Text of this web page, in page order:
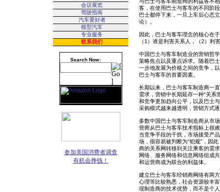
会议展览
驾驶指南
汽车爱好者
模型汽车
专业服务
联系我们
Search Now:
参加美国消费者调查
有机会挣钱！
客，在使用巴士与客车的不同阶
巴士都停下来，一旦上车后心态
论）。
因此，巴士与客车理念的核心在
（1）谁是利害关系人，（2）利
中国巴士与客车制造业的营销哲
策略焦点以及重点诉求。随着巴
一步地发展为价格之间的竞争，
巴士与客车的首要因素。
长期以来，巴士与客车制造商一
需求，营销中长期延存一种“关系
和竞争更加趋向公平，以及巴士
采购模式越来越透明，营销方式
多数中国巴士与客车制造商从市
营商从巴士与客车技术指标上很
当竞争手段的干扰，市场接受产
场，很容易被判断为“犯规”，因
商的关系网转移到关注乘客的需
网络、服务网络和信息网络组成
和运营商成为联合的利益体。
建立巴士与客车经销商网络有两
心理等比较熟悉，社会资源较丰
现制造商的技术优势，而不是个